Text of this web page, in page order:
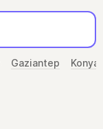
Gaziantep Konya